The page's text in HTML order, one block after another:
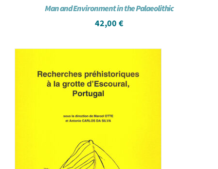
Man and Environment in the Palaeolithic
42,00 €